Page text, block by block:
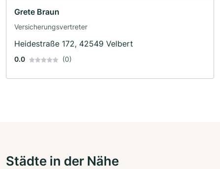
Grete Braun
Versicherungsvertreter
Heidestraße 172, 42549 Velbert
0.0 (0)
Städte in der Nähe